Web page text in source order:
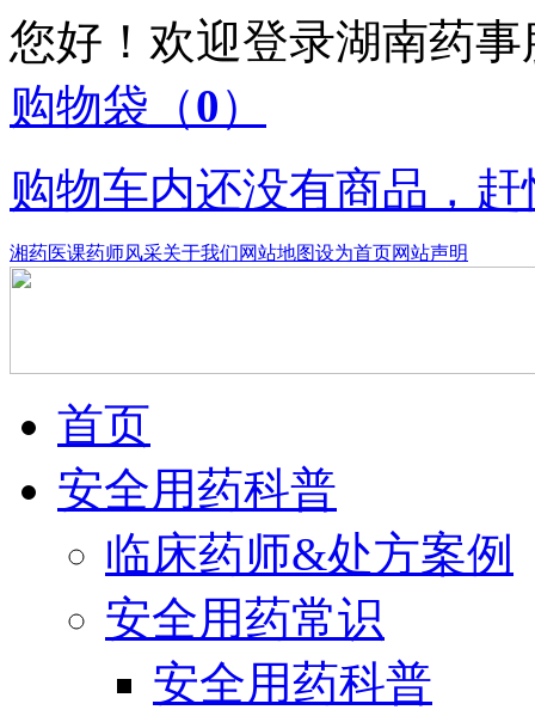
您好！欢迎登录湖南药
购物袋 （0）
购物车内还没有商品，
湘药医课药师风采关于我们网站地图设为首页网站声明
首页
安全用药科普
临床药师&处方案例
安全用药常识
安全用药科普